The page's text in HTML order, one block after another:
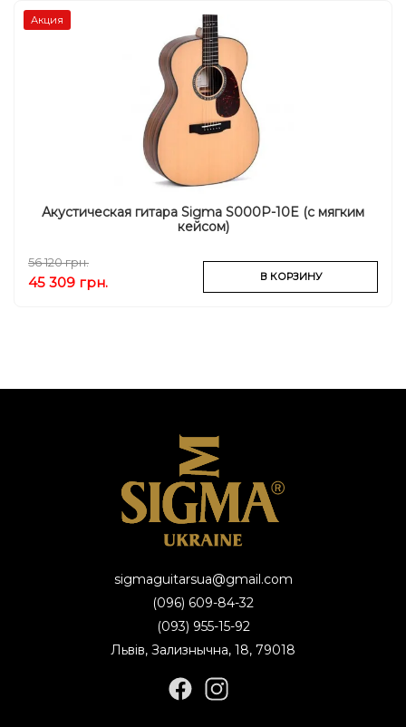
Акция
Акустическая гитара Sigma S000P-10E (с мягким
кейсом)
56 120 грн.
45 309 грн. В КОРЗИНУ
sigmaguitarsua@gmail.com
(096) 609-84-32
(093) 955-15-92
Львів, Зализнычна, 18, 79018